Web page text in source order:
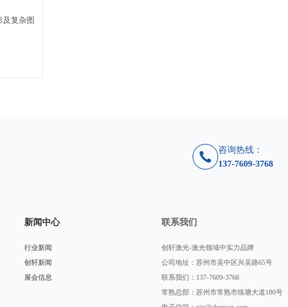
复杂图
咨询热线：
137-7609-3768
新闻中心
行业新闻
创轩新闻
展会信息
联系我们
创轩激光-激光领域中实力品牌
公司地址：苏州市吴中区兴吴路65号
联系我们：137-7609-3768
常熟总部：苏州市常熟市练塘大道180号